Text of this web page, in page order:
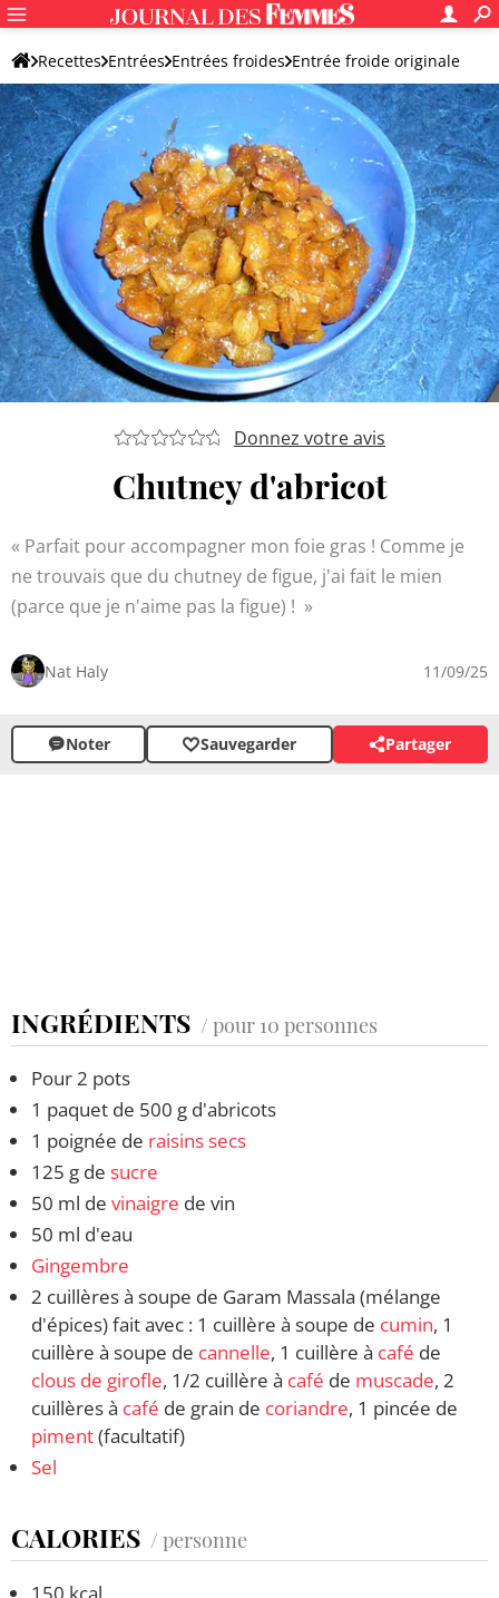
Recettes Entrées Entrées froides Entrée froide originale
Donnez votre avis
Chutney d'abricot
Parfait pour accompagner mon foie gras ! Comme je
ne trouvais que du chutney de figue, j'ai fait le mien
(parce que je n'aime pas la figue) !
Nat Haly 11/09/25
Noter Sauvegarder Partager
INGRÉDIENTS / pour 10 personnes
Pour 2 pots
1 paquet de 500 g d'abricots
1 poignée de raisins secs
125 g de sucre
50 ml de vinaigre de vin
50 ml d'eau
Gingembre
2 cuillères à soupe de Garam Massala (mélange
d'épices) fait avec : 1 cuillère à soupe de cumin, 1
cuillère à soupe de cannelle, 1 cuillère à café de
clous de girofle, 1/2 cuillère à café de muscade, 2
cuillères à café de grain de coriandre, 1 pincée de
piment(facultatif)
Sel
CALORIES / personne
150 kcal